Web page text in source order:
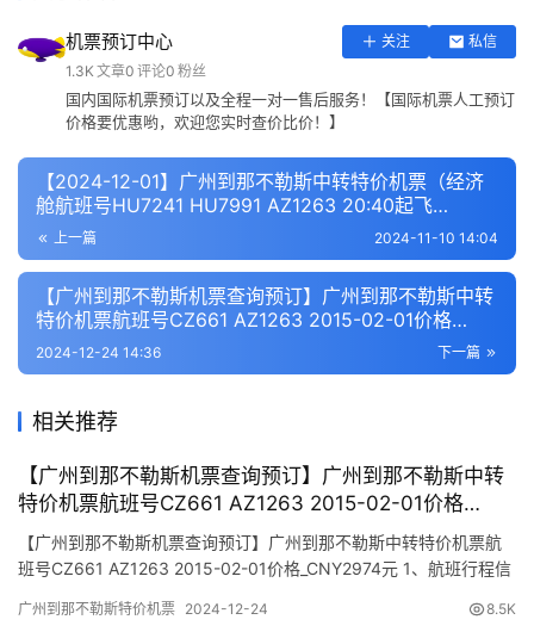
机票预订中心 关注
私信
1.3K 文章0 评论0 粉丝
国内国际机票预订以及全程一对一售后服务！【国际机票人工预订
价格要优惠哟，欢迎您实时查价比价！】
【2024-12-01】广州到那不勒斯中转特价机票（经济
舱航班号HU7241 HU7991 AZ1263 20:40起飞
10:35+1抵达）
上一篇 2024-11-10 14:04
【广州到那不勒斯机票查询预订】广州到那不勒斯中转
特价机票航班号CZ661 AZ1263 2015-02-01价格
_CNY2974元
下一篇
2024-12-24 14:36
相关推荐
【广州到那不勒斯机票查询预订】广州到那不勒斯中转
特价机票航班号CZ661 AZ1263 2015-02-01价格
_CNY2974元
【广州到那不勒斯机票查询预订】广州到那不勒斯中转特价机票航
班号CZ661 AZ1263 2015-02-01价格_CNY2974元 1、航班行程信
(Departure/Arrival) (Flight) (class) (Departure Time) (Arrival
广州到那不勒斯特价机票 2024-12-24 8.5K